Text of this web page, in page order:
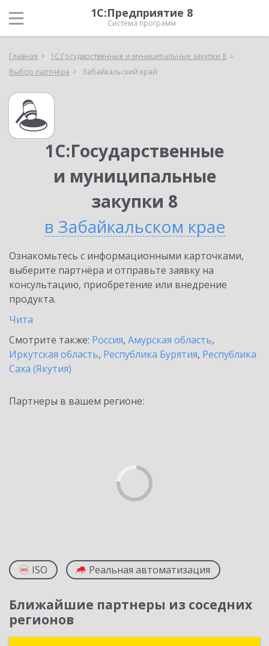
1С:Предприятие 8
Система программ
Главная
1С:Государственные и муниципальные закупки 8
Выбор партнёра
Забайкальский край
1С:Государственные
и муниципальные
закупки 8
в Забайкальском крае
Ознакомьтесь с информационными карточками,
выберите партнёра и отправьте заявку на
консультацию, приобретение или внедрение
продукта.
Чита
Смотрите также: Россия, Амурская область,
Иркутская область, Республика Бурятия, Республика
Саха (Якутия)
Партнеры в вашем регионе:
ISO Реальная автоматизация
Ближайшие партнеры из соседних
регионов